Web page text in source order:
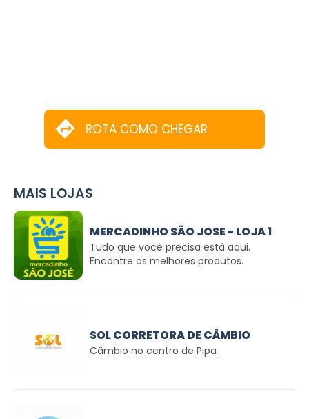
ROTA COMO CHEGAR
MAIS LOJAS
MERCADINHO SÃO JOSE - LOJA 1
Tudo que você precisa está aqui.
Encontre os melhores produtos.
SOL CORRETORA DE CÂMBIO
Câmbio no centro de Pipa